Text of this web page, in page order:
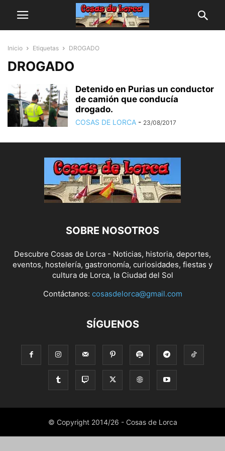
Inicio Etiquetas DROGADO
DROGADO
Detenido en Purias un conductor
de camión que conducía
drogado.
COSAS DE LORCA - 23/08/2017
SOBRE NOSOTROS
Descubre Cosas de Lorca - Noticias, historia, deportes,
eventos, hostelería, gastronomía, curiosidades, fiestas y
cultura de Lorca, la Ciudad del Sol
Contáctanos: cosasdelorca@gmail.com
SÍGUENOS
© Copyright 2014/26 - Cosas de Lorca